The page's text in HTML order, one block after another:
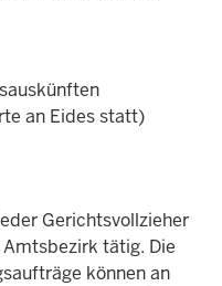
an Eides statt)
Gerichtsvollzieher
tätig. Die
können an